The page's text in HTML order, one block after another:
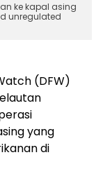
ke kapal asing
unregulated
(DFW)
yang
di